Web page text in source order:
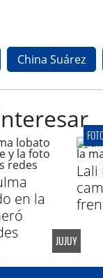
China Suárez
en la
Lali
JUJUY